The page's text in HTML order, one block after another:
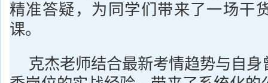
精准答疑，为同学们带来了一场干
课。
克杰老师结合最新考情趋势与自